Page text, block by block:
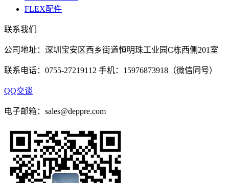
FLEX配件
联系我们
公司地址：深圳宝安区西乡街道恒明珠工业园C栋西侧201室
联系电话：0755-27219112 手机：15976873918（微信同号）
QQ交谈
电子邮箱：sales@deppre.com